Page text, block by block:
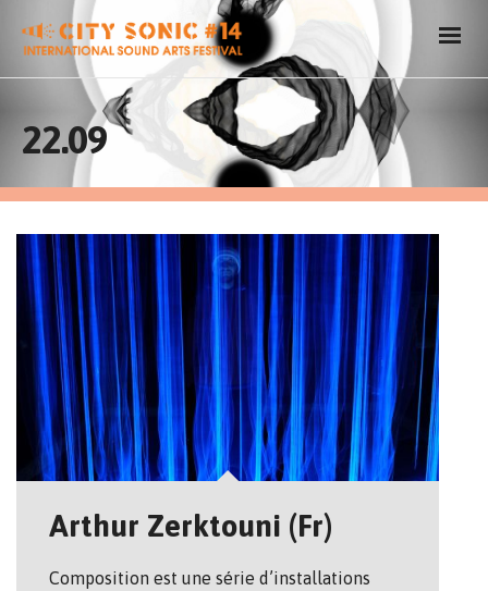
22.09
Arthur Zerktouni (Fr)
Composition est une série d’installations